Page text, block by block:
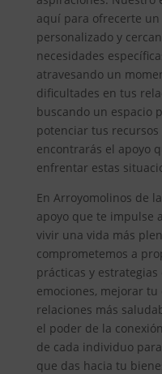
aquí para ofrecerte
personalizado y
necesidades
atravesando un
dificultades en tus
buscando un espacio
potenciar tus recursos
encontrarás el apoyo
enfrentar estas
En Arroyomolinos de
apoyo que te impulse
vivir una vida más
comprometemos a
prácticas y
emociones, mejorar
relaciones más
el poder de la
de cada individuo
que das hacia tu